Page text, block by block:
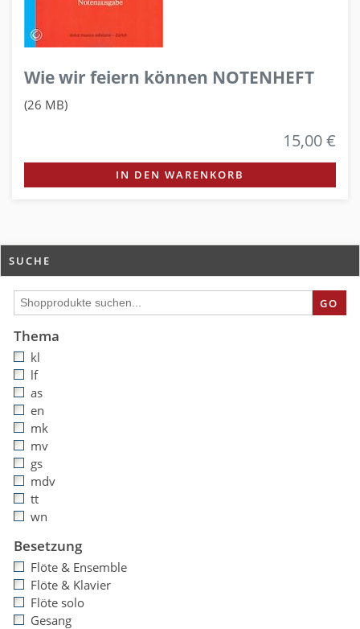
Wie wir feiern können NOTENHEFT
(26 MB)
15,00 €
IN DEN WARENKORB
SUCHE
GO
Thema
kl
lf
as
en
mk
mv
gs
mdv
tt
wn
Besetzung
Flöte & Ensemble
Flöte & Klavier
Flöte solo
Gesang